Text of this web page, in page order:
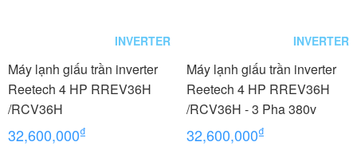
INVERTER
Máy lạnh giấu trần inverter
Reetech 4 HP RREV36H
/RCV36H
32,600,000₫
INVERTER
Máy lạnh giấu trần inverter
Reetech 4 HP RREV36H
/RCV36H - 3 Pha 380v
32,600,000₫